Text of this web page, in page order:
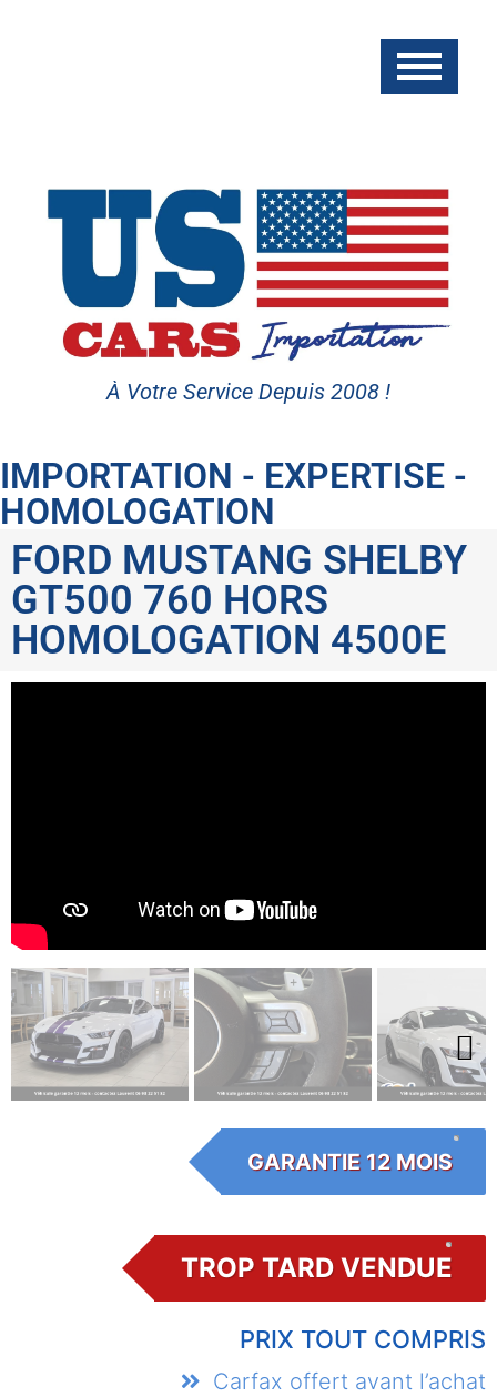
À Votre Service Depuis 2008 !
IMPORTATION - EXPERTISE -
HOMOLOGATION
FORD MUSTANG SHELBY
GT500 760 HORS
HOMOLOGATION 4500E
Next
GARANTIE 12 MOIS
TROP TARD VENDUE
PRIX TOUT COMPRIS
Carfax offert avant l’achat